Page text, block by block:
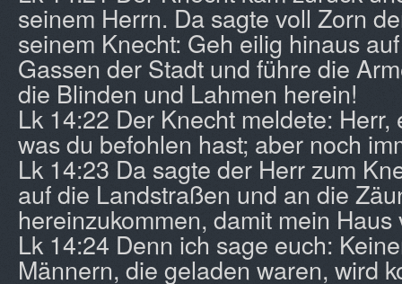
seinem Herrn. Da sagte voll Zorn
seinem Knecht: Geh eilig hinaus
Gassen der Stadt und führe die
die Blinden und Lahmen herein!
Lk 14:22 Der Knecht meldete:
was du befohlen hast; aber noch
Lk 14:23 Da sagte der Herr zum
auf die Landstraßen und an die
hereinzukommen, damit mein Haus
Lk 14:24 Denn ich sage euch:
Männern, die geladen waren, wird